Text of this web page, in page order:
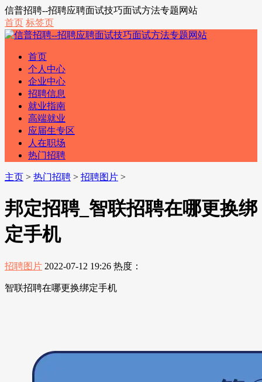
信普招聘--招聘应聘面试技巧面试方法专题网站
首页 标签页
首页
个人中心
企业中心
招聘信息
就业指南
高端就业
应届生专区
人在职场
热门招聘
主页 > 热门招聘 > 招聘图片 >
邦定招聘_智联招聘在哪更换绑
定手机
招聘图片 2022-07-12 19:26 热度：
智联招聘在哪更换绑定手机